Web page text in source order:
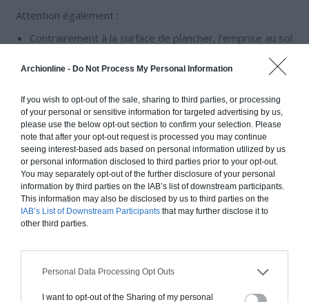
Archionline - Do Not Process My Personal Information
If you wish to opt-out of the sale, sharing to third parties, or processing
of your personal or sensitive information for targeted advertising by us,
please use the below opt-out section to confirm your selection. Please
note that after your opt-out request is processed you may continue
seeing interest-based ads based on personal information utilized by us
or personal information disclosed to third parties prior to your opt-out.
You may separately opt-out of the further disclosure of your personal
information by third parties on the IAB’s list of downstream participants.
This information may also be disclosed by us to third parties on the
IAB’s List of Downstream Participants that may further disclose it to
other third parties.
Personal Data Processing Opt Outs
I want to opt-out of the Sharing of my personal
Attention également :
Contrairement à la surface de plancher, l’emprise au sol
construction. Très concrètement, cela signifie
l’évaluation de l’emprise au sol (sous réserve de
l’architecture du bâtiment ou de l’ensemble du projet
qui fait l’objet de la demande d’autorisation de
construire).
Après un certain seuil, l’emprise au sol (ainsi que la
surface plancher) rend obligatoire le recours à un
architecte. Il est donc obligatoire de recourir à un
architecte à partir de 150 m² dès lors que le bâtiment
développe exclusivement de l’emprise au sol.
la fois de l’emprise au sol et de la surface de plancher
ne doivent pas être prises en compte dans le cadre du